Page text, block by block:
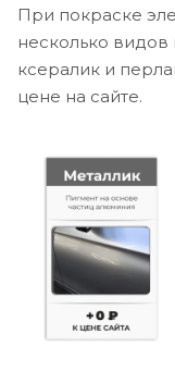
При покраске
несколько
ксералик и
цене на сайте.